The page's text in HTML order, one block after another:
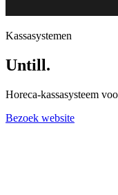
Kassasystemen
Untill.
Horeca-kassasysteem
Bezoek website